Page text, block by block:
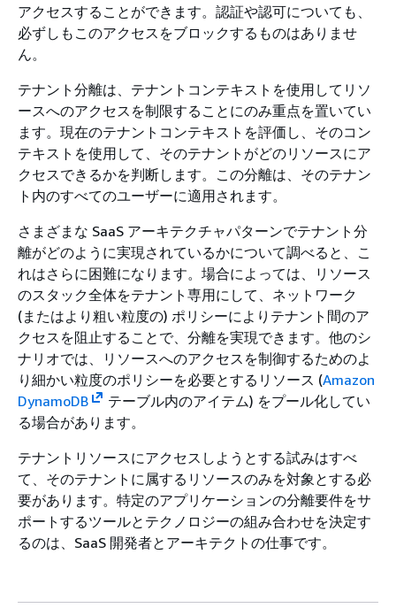
アクセスすることができます。認証や認可についても、
必ずしもこのアクセスをブロックするものはありませ
ん。
テナント分離は、テナントコンテキストを使用してリソ
ースへのアクセスを制限することにのみ重点を置いてい
ます。現在のテナントコンテキストを評価し、そのコン
テキストを使用して、そのテナントがどのリソースにア
クセスできるかを判断します。この分離は、そのテナン
ト内のすべてのユーザーに適用されます。
さまざまな SaaS アーキテクチャパターンでテナント分
離がどのように実現されているかについて調べると、こ
れはさらに困難になります。場合によっては、リソース
のスタック全体をテナント専用にして、ネットワーク
(またはより粗い粒度の) ポリシーによりテナント間のア
クセスを阻止することで、分離を実現できます。他のシ
ナリオでは、リソースへのアクセスを制御するためのよ
り細かい粒度のポリシーを必要とするリソース (Amazon
DynamoDB
テーブル内のアイテム) をプール化してい
る場合があります。
テナントリソースにアクセスしようとする試みはすべ
て、そのテナントに属するリソースのみを対象とする必
要があります。特定のアプリケーションの分離要件をサ
ポートするツールとテクノロジーの組み合わせを決定す
るのは、SaaS 開発者とアーキテクトの仕事です。